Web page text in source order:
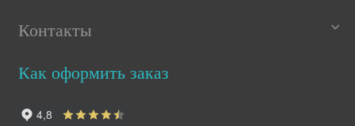
Контакты
Как оформить заказ